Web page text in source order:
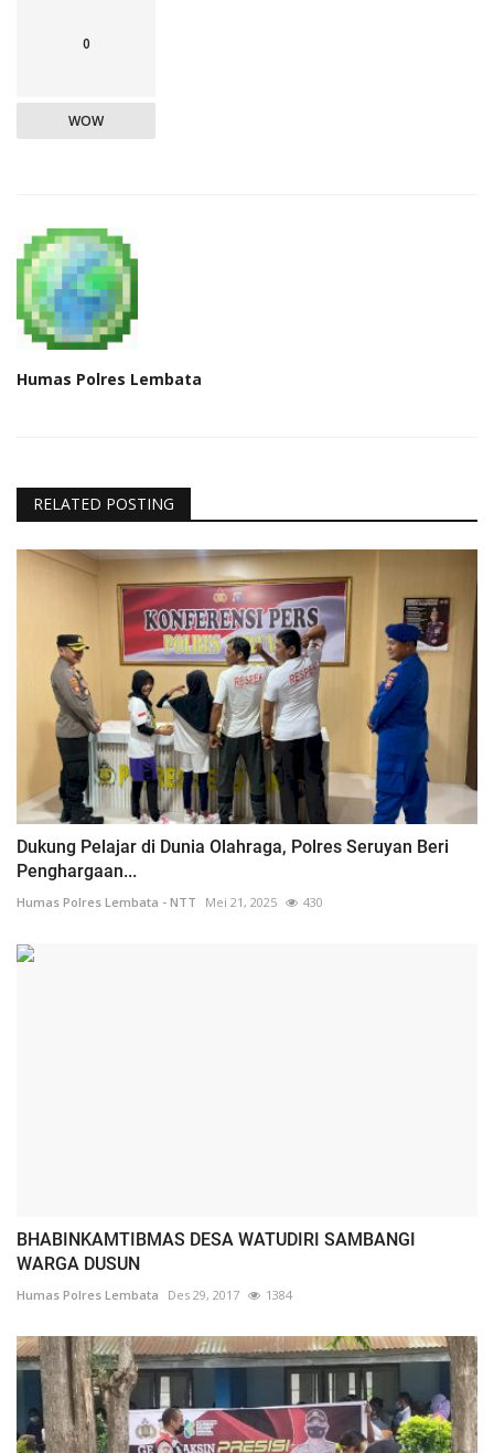
0
WOW
Humas Polres Lembata
RELATED POSTING
Dukung Pelajar di Dunia Olahraga, Polres Seruyan Beri
Penghargaan...
Humas Polres Lembata - NTT Mei 21, 2025 430
BHABINKAMTIBMAS DESA WATUDIRI SAMBANGI
WARGA DUSUN
Humas Polres Lembata Des 29, 2017 1384